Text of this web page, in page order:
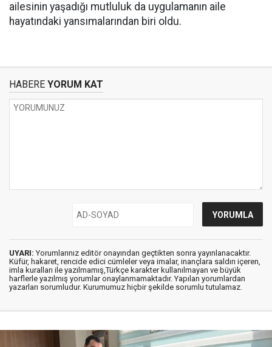
ailesinin yaşadığı mutluluk da uygulamanın aile
hayatındaki yansımalarından biri oldu.
HABERE YORUM KAT
UYARI: Yorumlarınız editör onayından geçtikten sonra yayınlanacaktır.
Küfür, hakaret, rencide edici cümleler veya imalar, inançlara saldırı içeren,
imla kuralları ile yazılmamış,Türkçe karakter kullanılmayan ve büyük
harflerle yazılmış yorumlar onaylanmamaktadır. Yapılan yorumlardan
yazarları sorumludur. Kurumumuz hiçbir şekilde sorumlu tutulamaz.